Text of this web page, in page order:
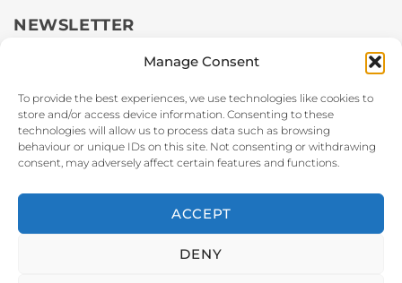
Manage Consent
To provide the best experiences, we use technologies like cookies to
store and/or access device information. Consenting to these
technologies will allow us to process data such as browsing
behaviour or unique IDs on this site. Not consenting or withdrawing
consent, may adversely affect certain features and functions.
ACCEPT
DENY
NEWSLETTER
Stay up to date with our latest news, receive exclusive
SUBSCRIBE